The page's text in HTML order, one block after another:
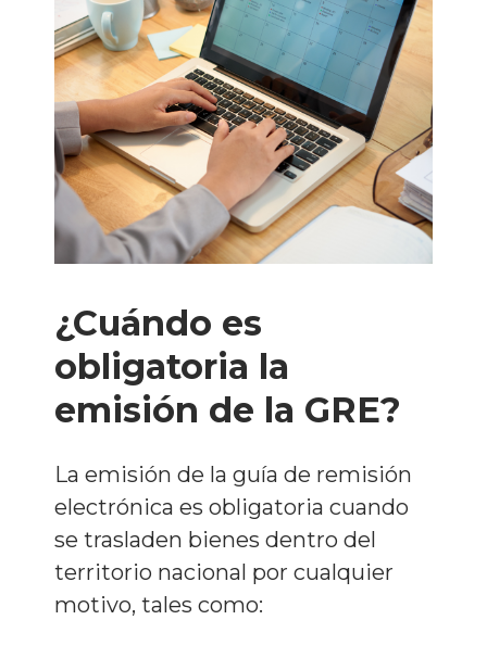
¿Cuándo es
obligatoria la
emisión de la GRE?
La emisión de la guía de remisión
electrónica es obligatoria cuando
se trasladen bienes dentro del
territorio nacional por cualquier
motivo, tales como: